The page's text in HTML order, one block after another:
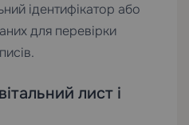
ідентифікатор або
для перевірки
лист і